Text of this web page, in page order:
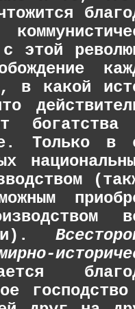
этой
в какой
богатства
Только в